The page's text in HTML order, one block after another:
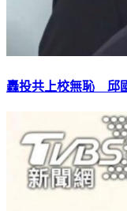
轟投共上校無恥 邱